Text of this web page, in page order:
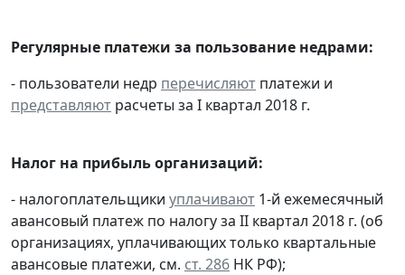
Регулярные платежи за пользование недрами:
- пользователи недр перечисляют платежи и
представляют расчеты за I квартал 2018 г.
Налог на прибыль организаций:
- налогоплательщики уплачивают 1-й ежемесячный
авансовый платеж по налогу за II квартал 2018 г. (об
организациях, уплачивающих только квартальные
авансовые платежи, см. ст. 286 НК РФ);